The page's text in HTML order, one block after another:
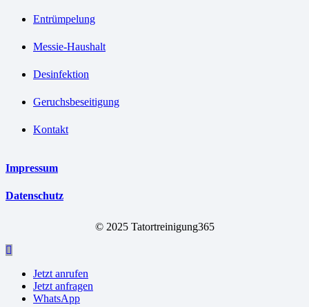
Entrümpelung
Messie-Haushalt
Desinfektion
Geruchsbeseitigung
Kontakt
Impressum
Datenschutz
© 2025 Tatortreinigung365
Jetzt anrufen
Jetzt anfragen
WhatsApp